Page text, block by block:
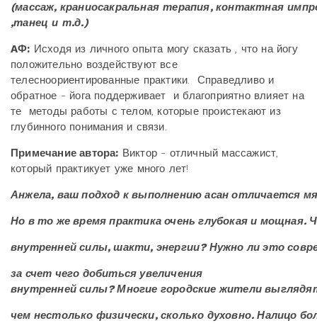
(массаж, краниосакральная терапия, контактная
,танец и т.д.)
AФ: Исходя из личного опыта могу сказать , что на йогу
положительно воздействуют все
телесноориентированные практики. Справедливо и
обратное - йога поддерживает и благоприятно влияет на
те методы работы с телом, которые проистекают из
глубинного понимания и связи.
Примечание автора: Виктор - отличный массажист,
который практикует уже много лет!
Анжела, ваш подход к выполнению асан отличается
Но в то же время практика очень глубокая и
внутренней силы, шакти, энергии? Нужно ли это
за счет чего добиться увеличения
внутренней силы? Многие городские жители
чем нестолько физически, сколько духовно. Налицо